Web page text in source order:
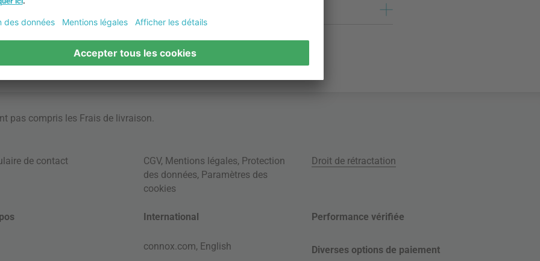
pas compris les Frais de livraison.
de contact CGV, Mentions légales, Protection
des données, Paramètres des
cookies
Droit de rétractation
International
connox.com, English
Performance vérifiée
Diverses options de paiement